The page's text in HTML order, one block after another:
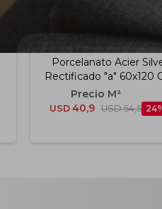
Porcelanato Acier
Rectificado "a" 60x120
USD 40,9 USD 54,5 24